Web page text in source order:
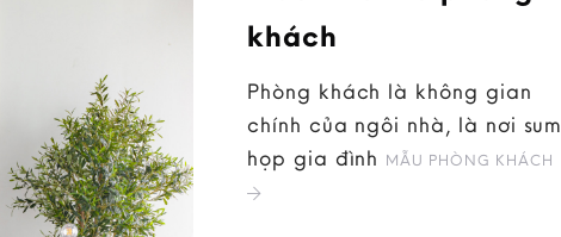
khách
Phòng khách là không gian
chính của ngôi nhà, là nơi sum
họp gia đình MẪU PHÒNG KHÁCH